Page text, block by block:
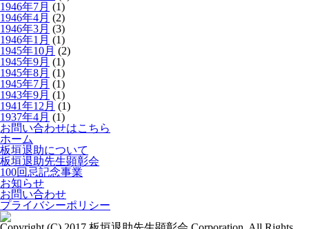
1946年7月 (1)
1946年4月 (2)
1946年3月 (3)
1946年1月 (1)
1945年10月 (2)
1945年9月 (1)
1945年8月 (1)
1945年7月 (1)
1943年9月 (1)
1941年12月 (1)
1937年4月 (1)
お問い合わせはこちら
ホーム
板垣退助について
板垣退助先生顕彰会
100回忌記念事業
お知らせ
お問い合わせ
プライバシーポリシー